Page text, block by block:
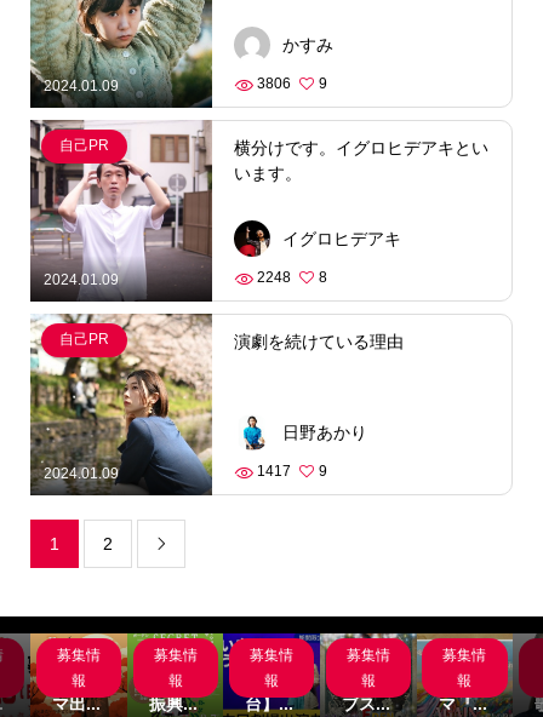
2024.01.09
かすみ
3806 9
2024.01.09
自己PR
横分けです。イグロヒデアキとい
います。
イグロヒデアキ
2248 8
2024.01.09
自己PR 演劇を続けている理由
日野あかり
1417 9
1 2 
募集情
報
サブス
クシネ
マ出...
募集情
報
名古屋
市文化
振興...
募集情
報
【関
西/舞
台】...
募集情
報
主演募
集‼サ
ブス...
募集情
報
サブス
クシネ
マ『...